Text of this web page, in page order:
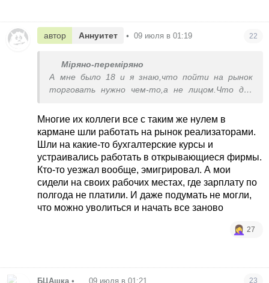
автор Аннуитет • 09 июля в 01:19 22
Міряно-переміряно
А мне было 18 и я знаю,что пойти на рынок
торговать нужно чем-то,а не лицом.Что для
бы там купить,а тут продать.Были деньги у
родителей?Или вы так....обосрать пришли?
Многие их коллеги все с таким же нулем в
кармане шли работать на рынок реализаторами.
Шли на какие-то бухгалтерские курсы и
устраивались работать в открывающиеся фирмы.
Кто-то уезжал вообще, эмигрировал. А мои
сидели на своих рабочих местах, где зарплату по
полгода не платили. И даже подумать не могли,
что можно уволиться и начать все заново
27
БЦАшка • 09 июля в 01:21 23